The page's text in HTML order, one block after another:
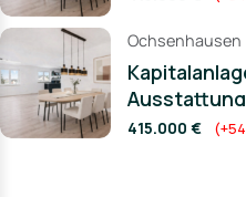
Ochsenhausen
Ausstattung
415.000 €